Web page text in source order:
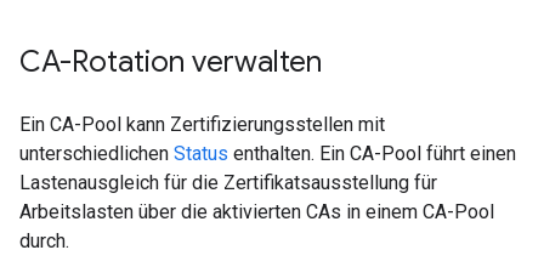
CA-Rotation verwalten
Ein CA-Pool kann Zertifizierungsstellen mit
unterschiedlichen Status enthalten. Ein CA-Pool führt einen
Lastenausgleich für die Zertifikatsausstellung für
Arbeitslasten über die aktivierten CAs in einem CA-Pool
durch.